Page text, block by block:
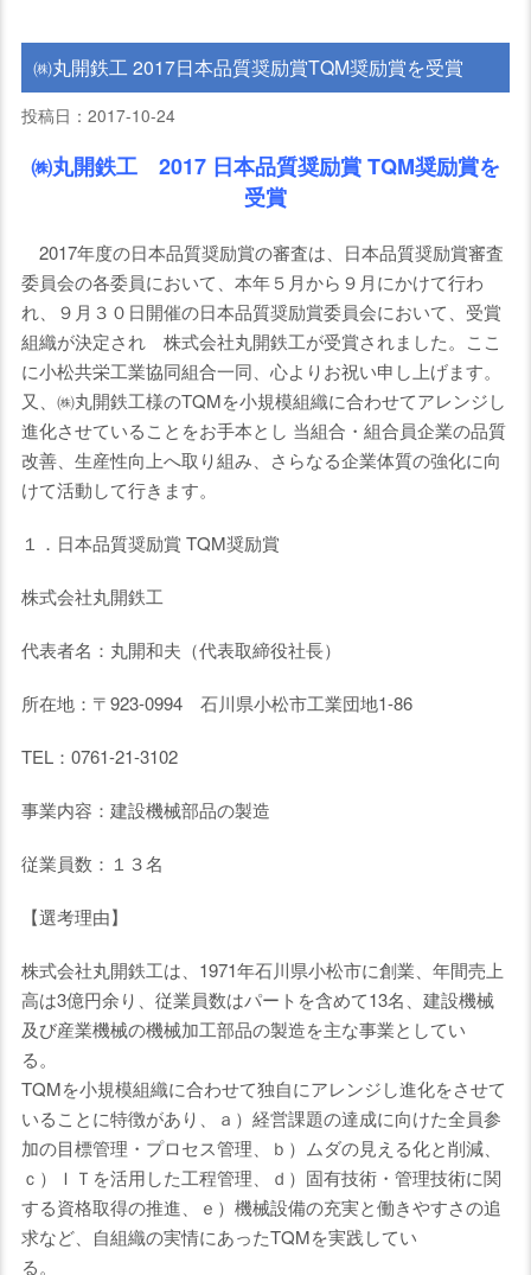
㈱丸開鉄工 2017日本品質奨励賞TQM奨励賞を受賞
投稿日：2017-10-24
㈱丸開鉄工 2017 日本品質奨励賞 TQM奨励賞を
受賞
2017年度の日本品質奨励賞の審査は、日本品質奨励賞審査
委員会の各委員において、本年５月から９月にかけて行わ
れ、９月３０日開催の日本品質奨励賞委員会において、受賞
組織が決定され 株式会社丸開鉄工が受賞されました。ここ
に小松共栄工業協同組合一同、心よりお祝い申し上げます。
又、㈱丸開鉄工様のTQMを小規模組織に合わせてアレンジし
進化させていることをお手本とし 当組合・組合員企業の品質
改善、生産性向上へ取り組み、さらなる企業体質の強化に向
けて活動して行きます。
１．日本品質奨励賞 TQM奨励賞
株式会社丸開鉄工
代表者名：丸開和夫（代表取締役社長）
所在地：〒923-0994 石川県小松市工業団地1-86
TEL：0761-21-3102
事業内容：建設機械部品の製造
従業員数：１３名
【選考理由】
株式会社丸開鉄工は、1971年石川県小松市に創業、年間売上
高は3億円余り、従業員数はパートを含めて13名、建設機械
及び産業機械の機械加工部品の製造を主な事業としてい
る
TQMを小規模組織に合わせて独自にアレンジし進化をさせて
いることに特徴があり、ａ）経営課題の達成に向けた全員参
加の目標管理・プロセス管理、ｂ）ムダの見える化と削減、
ｃ）ＩＴを活用した工程管理、ｄ）固有技術・管理技術に関
する資格取得の推進、ｅ）機械設備の充実と働きやすさの追
求など、自組織の実情にあったTQMを実践してい
る。